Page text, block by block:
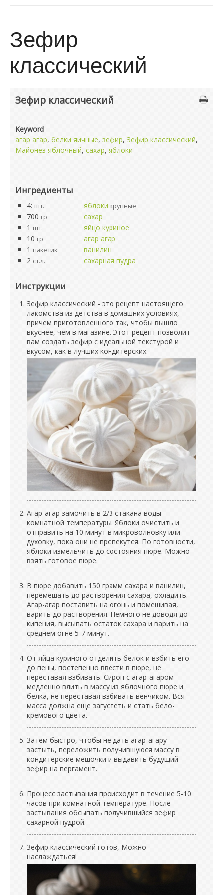
Зефир
классический
Зефир классический
Keyword
агар агар, белки яичные, зефир, Зефир классический,
Майонез яблочный, сахар, яблоки
Ингредиенты
4: шт. яблоки крупные
700 гр
сахар
1 шт.
яйцо куриное
10 гр
агар агар
1 пакетик
ванилин
2 ст.л. сахарная пудра
Инструкции
Зефир классический - это рецепт настоящего
лакомства из детства в домашних условиях,
причем приготовленного так, чтобы вышло
вкуснее, чем в магазине. Этот рецепт позволит
вам создать зефир с идеальной текстурой и
вкусом, как в лучших кондитерских.
Агар-агар замочить в 2/3 стакана воды
комнатной температуры. Яблоки очистить и
отправить на 10 минут в микроволновку или
духовку, пока они не пропекутся. По готовности,
яблоки измельчить до состояния пюре. Можно
взять готовое пюре.
В пюре добавить 150 грамм сахара и ванилин,
перемешать до растворения сахара, охладить.
Агар-агар поставить на огонь и помешивая,
варить до растворения. Немного не доводя до
кипения, высыпать остаток сахара и варить на
среднем огне 5-7 минут.
От яйца куриного отделить белок и взбить его
до пены, постепенно ввести в пюре, не
переставая взбивать. Сироп с агар-агаром
медленно влить в массу из яблочного пюре и
белка, не переставая взбивать венчиком. Вся
масса должна еще загустеть и стать бело-
кремового цвета.
Затем быстро, чтобы не дать агар-агару
застыть, переложить получившуюся массу в
кондитерские мешочки и выдавить будущий
зефир на пергамент.
Процесс застывания происходит в течение 5-10
часов при комнатной температуре. После
застывания обсыпать получившийся зефир
сахарной пудрой.
Зефир классический готов, Можно
наслаждаться!